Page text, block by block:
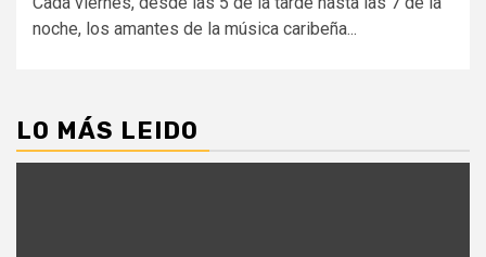
noche, los amantes de la música caribeña...
LO MÁS LEIDO